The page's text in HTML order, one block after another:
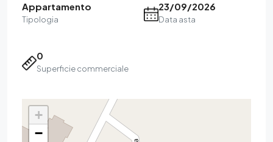
Appartamento
Tipologia
23/09/2026
Data asta
0
Superficie commerciale
+
−